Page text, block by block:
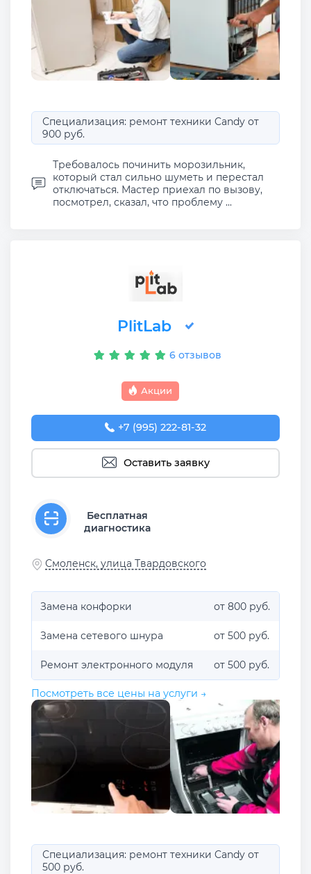
Специализация: ремонт техники Candy от
900 руб.
Требовалось починить морозильник,
который стал сильно шуметь и перестал
отключаться. Мастер приехал по вызову,
посмотрел, сказал, что проблему ...
PlitLab
6 отзывов
Акции
+7 (995) 222-81-32
Оставить заявку
Бесплатная
диагностика
Смоленск, улица Твардовского
Замена конфорки от 800 руб.
Замена сетевого шнура от 500 руб.
Ремонт электронного модуля от 500 руб.
Посмотреть все цены на услуги →
Специализация: ремонт техники Candy от
500 руб.